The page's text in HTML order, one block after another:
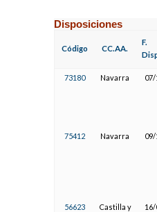
Disposiciones
Código CC.AA.
F.
73180 Navarra
75412 Navarra
56623
Castilla y